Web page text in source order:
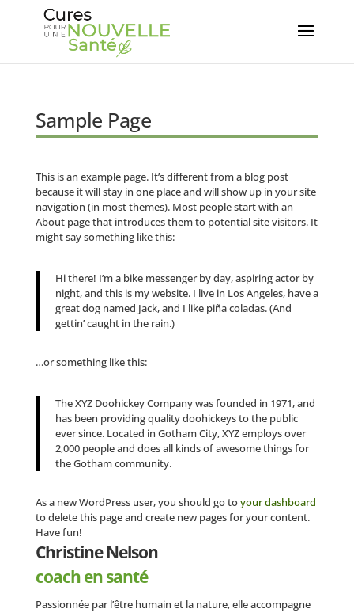
Sample Page
This is an example page. It’s different from a blog post
because it will stay in one place and will show up in your site
navigation (in most themes). Most people start with an
About page that introduces them to potential site visitors. It
might say something like this:
Hi there! I’m a bike messenger by day, aspiring actor by
night, and this is my website. I live in Los Angeles, have a
great dog named Jack, and I like piña coladas. (And
gettin’ caught in the rain.)
…or something like this:
The XYZ Doohickey Company was founded in 1971, and
has been providing quality doohickeys to the public
ever since. Located in Gotham City, XYZ employs over
2,000 people and does all kinds of awesome things for
the Gotham community.
As a new WordPress user, you should go toyour dashboard
to delete this page and create new pages for your content.
Have fun!
Christine Nelson
coach en santé
Passionnée par l’être humain et la nature, elle accompagne